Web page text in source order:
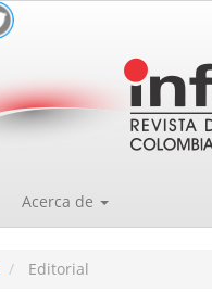
Acerca de
Editorial